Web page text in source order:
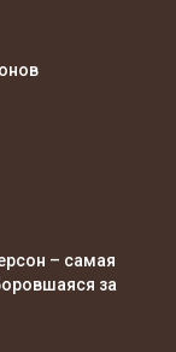
– самая
за